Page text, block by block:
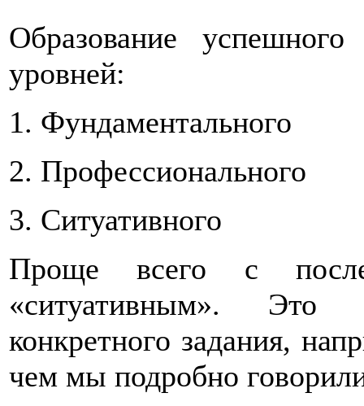
Образование
уровней:
1. Фундаментального
2. Профессионального
3. Ситуативного
Проще всего с
«ситуативным». Это
конкретного задания,
чем мы подробно